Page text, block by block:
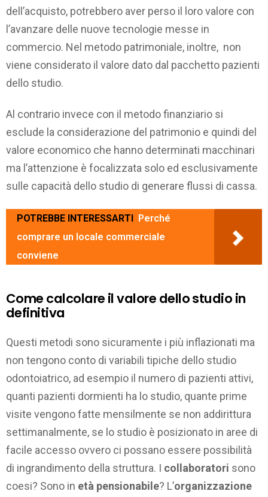
dell’acquisto, potrebbero aver perso il loro valore con
l’avanzare delle nuove tecnologie messe in
commercio. Nel metodo patrimoniale, inoltre, non
viene considerato il valore dato dal pacchetto pazienti
dello studio.
Al contrario invece con il metodo finanziario si
esclude la considerazione del patrimonio e quindi del
valore economico che hanno determinati macchinari
ma l’attenzione è focalizzata solo ed esclusivamente
sulle capacità dello studio di generare flussi di cassa.
POTREBBE INTERESSARTI Perché
comprare un locale commerciale
conviene
Come calcolare il valore dello studio in
definitiva
Questi metodi sono sicuramente i più inflazionati ma
non tengono conto di variabili tipiche dello studio
odontoiatrico, ad esempio il numero di pazienti attivi,
quanti pazienti dormienti ha lo studio, quante prime
visite vengono fatte mensilmente se non addirittura
settimanalmente, se lo studio è posizionato in aree di
facile accesso ovvero ci possano essere possibilità
di ingrandimento della struttura. I collaboratori sono
coesi? Sono in età pensionabile? L’organizzazione